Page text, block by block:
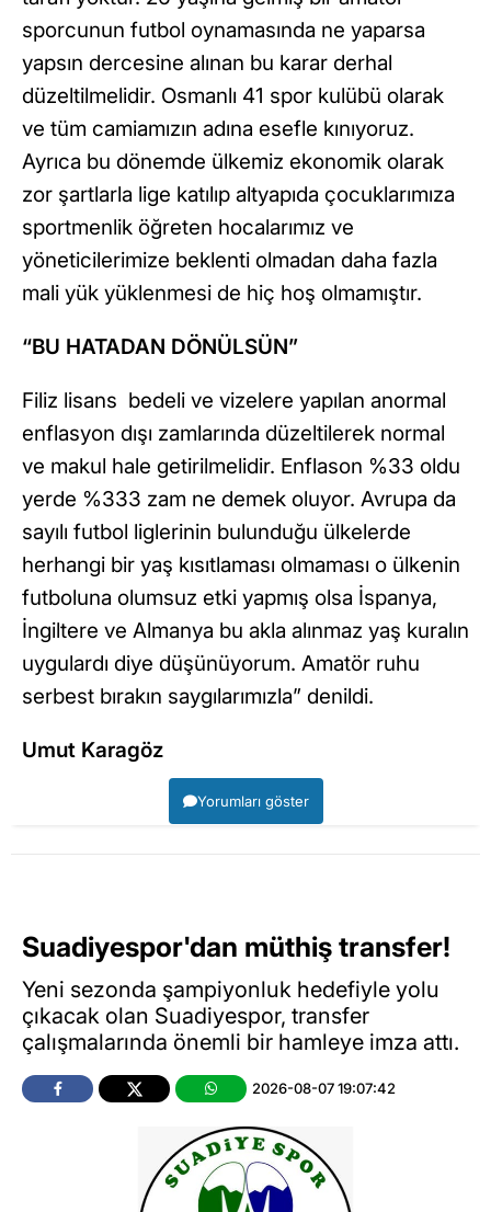
sporcunun futbol oynamasında ne yaparsa
yapsın dercesine alınan bu karar derhal
düzeltilmelidir. Osmanlı 41 spor kulübü olarak
ve tüm camiamızın adına esefle kınıyoruz.
Ayrıca bu dönemde ülkemiz ekonomik olarak
zor şartlarla lige katılıp altyapıda çocuklarımıza
sportmenlik öğreten hocalarımız ve
yöneticilerimize beklenti olmadan daha fazla
mali yük yüklenmesi de hiç hoş olmamıştır.
“BU HATADAN DÖNÜLSÜN”
Filiz lisans bedeli ve vizelere yapılan anormal
enflasyon dışı zamlarında düzeltilerek normal
ve makul hale getirilmelidir. Enflason %33 oldu
yerde %333 zam ne demek oluyor. Avrupa da
sayılı futbol liglerinin bulunduğu ülkelerde
herhangi bir yaş kısıtlaması olmaması o ülkenin
futboluna olumsuz etki yapmış olsa İspanya,
İngiltere ve Almanya bu akla alınmaz yaş kuralın
uygulardı diye düşünüyorum. Amatör ruhu
serbest bırakın saygılarımızla” denildi.
Umut Karagöz
Yorumları göster
Suadiyespor'dan müthiş transfer!
Yeni sezonda şampiyonluk hedefiyle yolu
çıkacak olan Suadiyespor, transfer
çalışmalarında önemli bir hamleye imza attı.
2026-08-07 19:07:42